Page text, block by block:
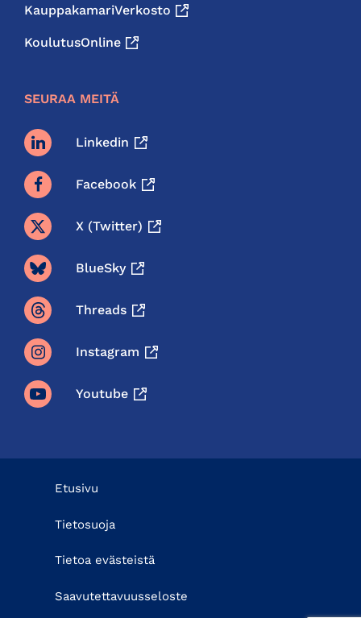
KauppakamariVerkosto
KoulutusOnline
SEURAA MEITÄ
Linkedin
Facebook
X (twitter)
BlueSky
Threads
Instagram
Youtube
Etusivu
Tietosuoja
Tietoa evästeistä
Saavutettavuusseloste